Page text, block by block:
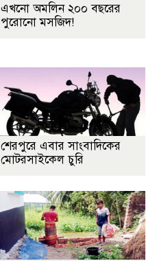
এখনো অমলিন ২০০ বছরের
পুরোনো মসজিদ!
শেরপুরে এবার সাংবাদিকের
মোটরসাইকেল চুরি